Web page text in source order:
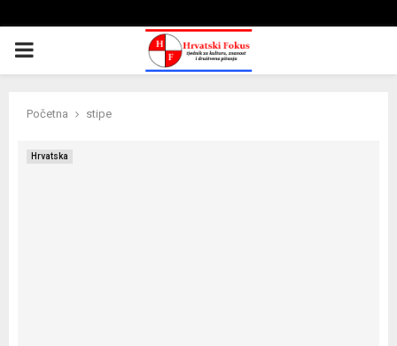
PRIMARY
Početna stipe
Hrvatska